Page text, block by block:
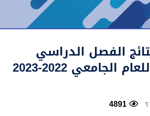
الفصل الدراسي
الثاني للعام الجامعي 2022-2023
4891